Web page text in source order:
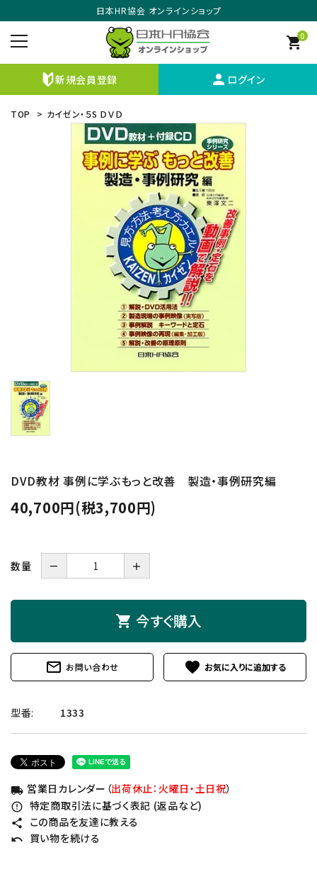
日本HR協会 オンラインショップ
0
shopping_cart
新規会員登録 person ログイン
TOP > カイゼン・５S ＤＶＤ
DVD教材 事例に学ぶもっと改善 製造・事例研究編
40,700円(税3,700円)
数量 － ＋
shopping_cart 今すぐ購入
mail_outline お問い合わせ favorite
型番: 1333
local_shipping 営業日カレンダー（出荷休止：火曜日・土日祝）
error_outline 特定商取引法に基づく表記 (返品など)
share この商品を友達に教える
undo 買い物を続ける